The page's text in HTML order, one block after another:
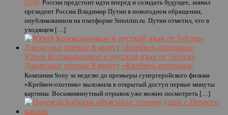
году России предстоит идти вперед и созидать будущее, заявил
президент России Владимир Путин в новогоднем обращении,
опубликованном на платформе Smotrim.ru. Путин отметил, что в
уходящем […]
Юрий Колокольников и русский язык от Тейлор-
Джонсона: первые 8 минут «Крейвен-охотника»
Компания Sony за неделю до премьеры супергеройского фильма
«Крейвен-охотник» выложила в открытый доступ первые минуты
картины. Восьмиминутный отрывок уже можно посмотреть […]